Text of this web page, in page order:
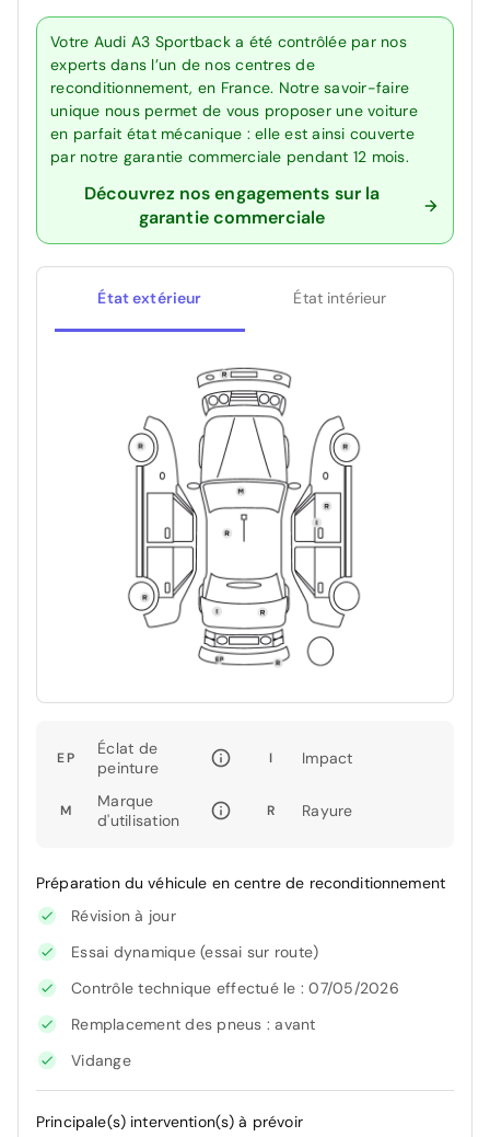
Votre Audi A3 Sportback a été contrôlée par nos
experts dans l’un de nos centres de
reconditionnement, en France. Notre savoir-faire
unique nous permet de vous proposer une voiture
en parfait état mécanique : elle est ainsi couverte
par notre garantie commerciale pendant 12 mois.
Découvrez nos engagements sur la
garantie commerciale
État extérieur État intérieur
EP
Éclat de
peinture
I Impact
M
Marque
d'utilisation
R Rayure
Préparation du véhicule en centre de reconditionnement
Révision à jour
Essai dynamique (essai sur route)
Contrôle technique effectué le : 07/05/2026
Remplacement des pneus : avant
Vidange
Principale(s) intervention(s) à prévoir